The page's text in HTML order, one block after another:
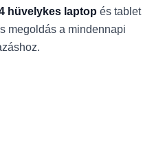
hüvelykes laptop és tablet
megoldás a mindennapi